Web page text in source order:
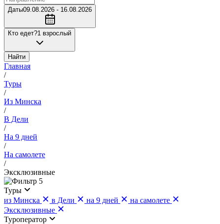
Даты09.08.2026 - 16.08.2026
Кто едет?1 взрослый
Найти
Главная
/
Туры
/
Из Минска
/
В Дели
/
На 9 дней
/
На самолете
/
Эксклюзивные
5
Туры
из Минска
в Дели на 9 дней
на самолете
Эксклюзивные
Туроператор